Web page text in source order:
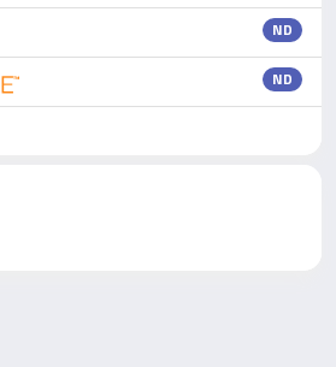
ND
ND